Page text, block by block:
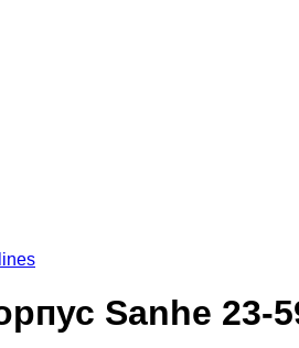
Sanhe 23-